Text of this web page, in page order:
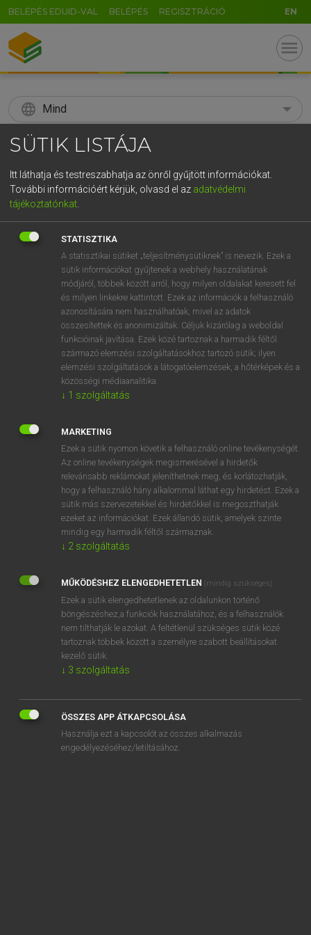
BELÉPÉS EDUID-VAL BELÉPÉS REGISZTRÁCIÓ EN
menu
language Mind
search
KERESÉS
Díjmentes angol szótár
fn innkeeper
landlord
host (of an inn)
keresése szótárainkban
fogadóiroda
fogadónap
fogadóóra
fogadóportás
fogadószülők
fogadtatás
SZOTAR.NET APPLIKÁCIÓ
MICROSOFT OFFICE BŐVÍTMÉNY
BEÉPÜLŐ SZÓTÁRMODUL
SÜTIK LISTÁJA
Itt láthatja és testreszabhatja az önről gyűjtött információkat.
További információért kérjük, olvasd el az adatvédelmi
tájékoztatónkat
STATISZTIKA
A statisztikai sütiket „teljesítménysütiknek” is nevezik. Ezek a
sütik információkat gyűjtenek a webhely használatának
módjáról, többek között arról, hogy milyen oldalakat keresett fel
és milyen linkekre kattintott. Ezek az információk a felhasználó
azonosítására nem használhatóak, mivel az adatok
összesítettek és anonimizáltak. Céljuk kizárólag a weboldal
funkcióinak javítása. Ezek közé tartoznak a harmadik féltől
származó elemzési szolgáltatásokhoz tartozó sütik; ilyen
elemzési szolgáltatások a látogatóelemzések, a hőtérképek és a
közösségi médiaanalitika.
↓ 1 szolgáltatás
MARKETING
Ezek a sütik nyomon követik a felhasználó online tevékenységét.
Az online tevékenységek megismerésével a hirdetők
relevánsabb reklámokat jeleníthetnek meg, és korlátozhatják,
hogy a felhasználó hány alkalommal láthat egy hirdetést. Ezek a
sütik más szervezetekkel és hirdetőkkel is megoszthatják
ezeket az információkat. Ezek állandó sütik, amelyek szinte
mindig egy harmadik féltől származnak.
↓ 2 szolgáltatás
MŰKÖDÉSHEZ ELENGEDHETETLEN (mindig szükséges)
Ezek a sütik elengedhetetlenek az oldalunkon történő
böngészéshez,a funkciók használatához, és a felhasználók
nem tilthatják le azokat. A feltétlenül szükséges sütik közé
tartoznak többek között a személyre szabott beállításokat
kezelő sütik.
↓ 3 szolgáltatás
ÖSSZES APP ÁTKAPCSOLÁSA
Használja ezt a kapcsolót az összes alkalmazás
engedélyezéséhez/letiltásához.
5 6 7 8 9 ö ü ó
r t z u i o p ő ú
j k
n m , . - AltGr